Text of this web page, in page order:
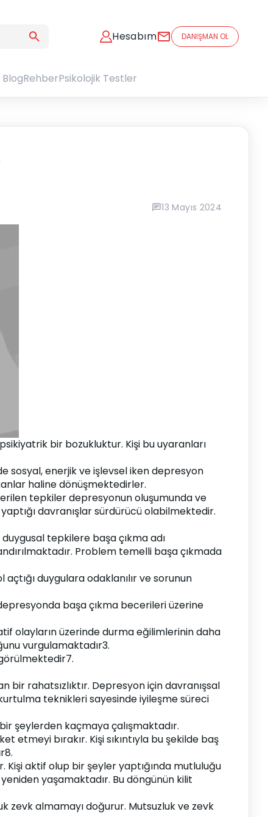
Hesabım DANIŞMAN OL
BlogRehberPsikolojik Testler
13 Mayıs 2024
bir bozukluktur. Kişi bu uyaranları
sosyal, enerjik ve işlevsel iken depresyon
haline dönüşmektedirler.
tepkiler depresyonun oluşumunda ve
davranışlar sürdürücü olabilmektedir.
tepkilere başa çıkma adı
Problem temelli başa çıkmada
duygulara odaklanılır ve sorunun
başa çıkma becerileri üzerine
olayların üzerinde durma eğilimlerinin daha
vurgulamaktadır3.
rahatsızlıktır. Depresyon için davranışsal
teknikleri sayesinde iyileşme süreci
şeylerden kaçmaya çalışmaktadır.
bırakır. Kişi sıkıntıyla bu şekilde baş
aktif olup bir şeyler yaptığında mutluluğu
yaşamaktadır. Bu döngünün kilit
zevk almamayı doğurur. Mutsuzluk ve zevk